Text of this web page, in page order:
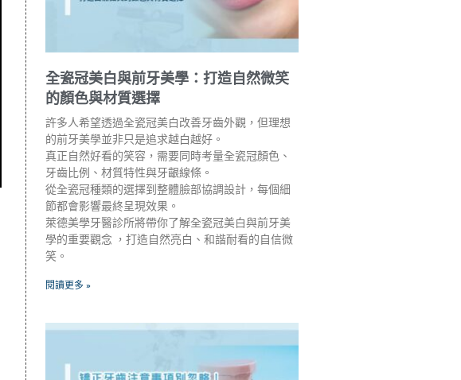
全瓷冠美白與前牙美學：打造自然微笑
的顏色與材質選擇
許多人希望透過全瓷冠美白改善牙齒外觀，但理想
的前牙美學並非只是追求越白越好。
真正自然好看的笑容，需要同時考量全瓷冠顏色、
牙齒比例、材質特性與牙齦線條。
從全瓷冠種類的選擇到整體臉部協調設計，每個細
節都會影響最終呈現效果。
萊德美學牙醫診所將帶你了解全瓷冠美白與前牙美
學的重要觀念 ，打造自然亮白、和諧耐看的自信微
笑。
閱讀更多 »